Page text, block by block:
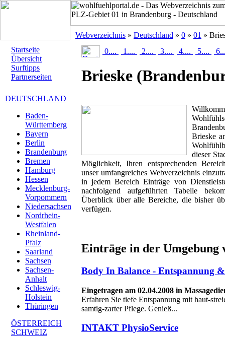
Webverzeichnis » Deutschland » 0 » 01 »
Startseite
Übersicht
Surftipps
Partnerseiten
DEUTSCHLAND
Baden-
Württemberg
Bayern
Berlin
Brandenburg
Bremen
Hamburg
Hessen
Mecklenburg-
Vorpommern
Niedersachsen
Nordrhein-
Westfalen
Rheinland-
Pfalz
Saarland
Sachsen
Sachsen-
Anhalt
Schleswig-
Holstein
Thüringen
ÖSTERREICH
SCHWEIZ
0.... 1.... 2.... 3.... 4.... 5....
Brieske
Brieske
dieser
Möglichkeit, Ihren entsprechenden
unser umfangreiches Webverzeichnis
in jedem Bereich Einträge von
nachfolgend aufgeführten Tabelle
Überblick über alle Bereiche, die bisher
verfügen.
Einträge in der Umgebung
Body In Balance - Entspannung &
Eingetragen am 02.04.2008 in
Erfahren Sie tiefe Entspannung mit haut-
samtig-zarter Pflege. Genieß...
INTAKT PhysioService